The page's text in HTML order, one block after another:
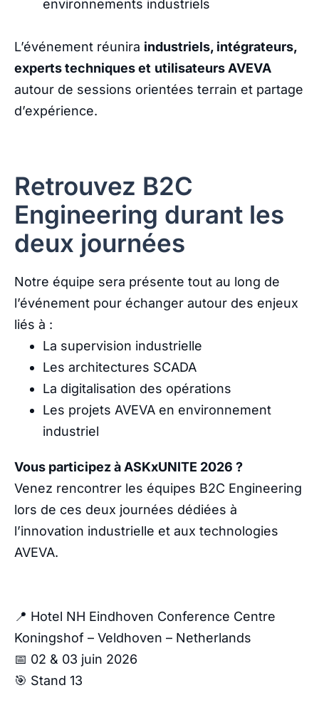
environnements industriels
L’événement réunira industriels, intégrateurs,
experts techniques et utilisateurs AVEVA
autour de sessions orientées terrain et partage
d’expérience.
Retrouvez B2C
Engineering durant les
deux journées
Notre équipe sera présente tout au long de
l’événement pour échanger autour des enjeux
liés à :
La supervision industrielle
Les architectures SCADA
La digitalisation des opérations
Les projets AVEVA en environnement
industriel
Vous participez à ASKxUNITE 2026 ?
Venez rencontrer les équipes B2C Engineering
lors de ces deux journées dédiées à
l’innovation industrielle et aux technologies
AVEVA.
📍 Hotel NH Eindhoven Conference Centre
Koningshof – Veldhoven – Netherlands
📅 02 & 03 juin 2026
🎯 Stand 13